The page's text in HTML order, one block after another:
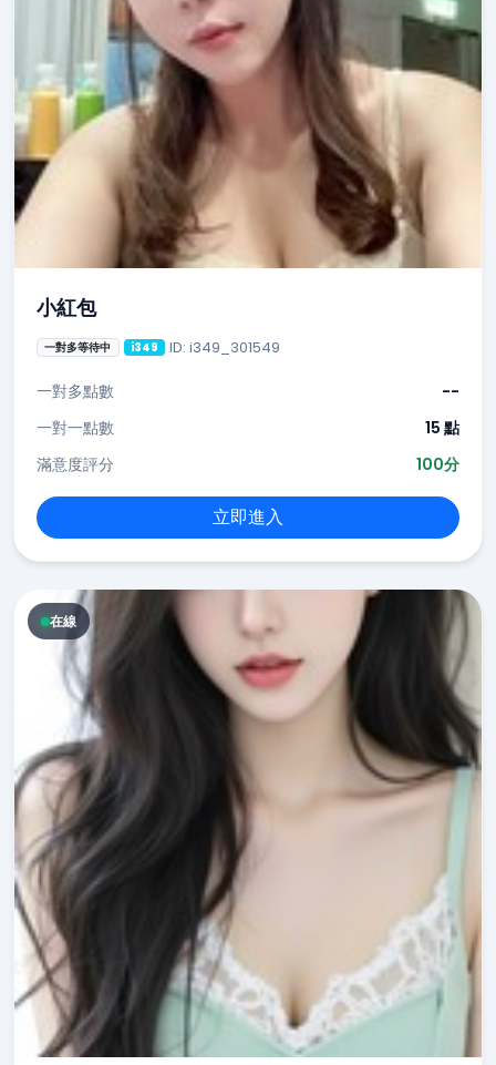
小紅包
一對多等待中 i349 ID: i349_301549
一對多點數
--
一對一點數
15 點
滿意度評分
100分
立即進入
在線